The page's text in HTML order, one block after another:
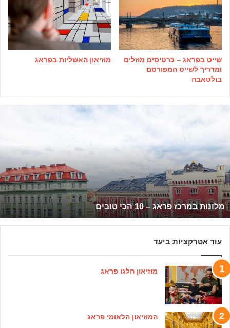
שייט בפראג – כרטיסים מוזלים
ומדריך לשייט המפורסם
בולטאבה
מוזיאון האשליות בפראג
הכי
טובים
מלונות במרכז פראג – 10 הכי טובים
עוד אטרקציות ביעד
מוזיאון הלגו פראג
המוזיאון הלאומי פראג